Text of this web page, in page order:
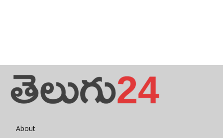
About